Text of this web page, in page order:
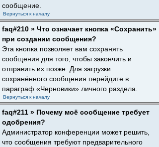
сообщение.
Вернуться к началу
faq#210 » Что означает кнопка «Сохранить»
при создании сообщения?
Эта кнопка позволяет вам сохранять
сообщения для того, чтобы закончить и
отправить их позже. Для загрузки
сохранённого сообщения перейдите в
параграф «Черновики» личного раздела.
Вернуться к началу
faq#211 » Почему моё сообщение требует
одобрения?
Администратор конференции может решить,
что сообщения требуют предварительного